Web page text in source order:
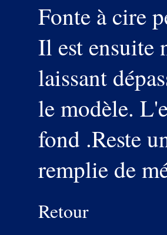
Fonte à cire
Il est ensuite
laissant
le modèle.
fond .Reste
remplie de
Retour